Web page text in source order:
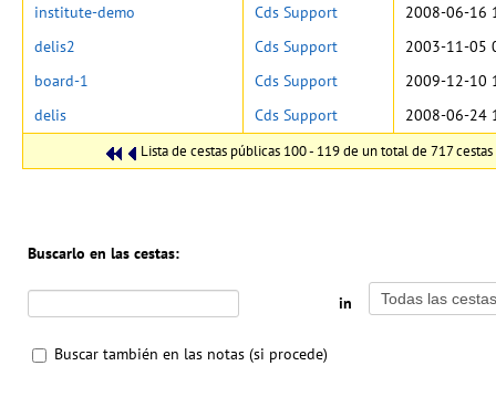
Lista de cestas públicas 100 - 119 de un total de 717
institute-demo
Cds Support
2008-06-16
delis2
Cds Support
2003-11-05
board-1
Cds Support
2009-12-10
delis
Cds Support 2008-06-24
Buscarlo en las cestas:
in
Buscar también en las notas (si procede)